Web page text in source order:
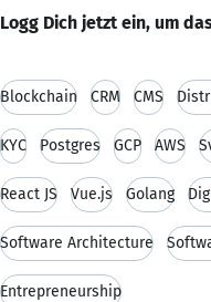
Logg Dich jetzt ein, um
Blockchain CRM CMS
KYC Postgres GCP AWS
React JS Vue.js Golang
Software Architecture
Entrepreneurship